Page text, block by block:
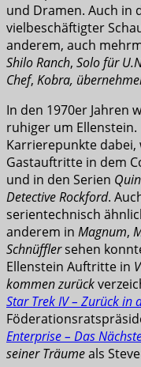
und Dramen. Auch in
vielbeschäftigter
anderem, auch
Shilo Ranch, Solo für
Chef, Kobra,
In den 1970er Jahren
ruhiger um
Karrierepunkte dabei,
Gastauftritte in dem
und in den Serien
Detective Rockford.
serientechnisch
anderem in Magnum,
Schnüfflersehen
Ellenstein Auftritte in
kommen zurück
Star Trek IV – Zurück in
Enterprise – Das
seiner Träumeals